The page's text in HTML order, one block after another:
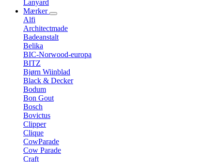
Lanyard
Mærker
Alfi
Architectmade
Badeanstalt
Belika
BIC-Norwood-europa
BITZ
Bjørn Wiinblad
Black & Decker
Bodum
Bon Gout
Bosch
Bovictus
Clipper
Clique
CowParade
Cow Parade
Craft